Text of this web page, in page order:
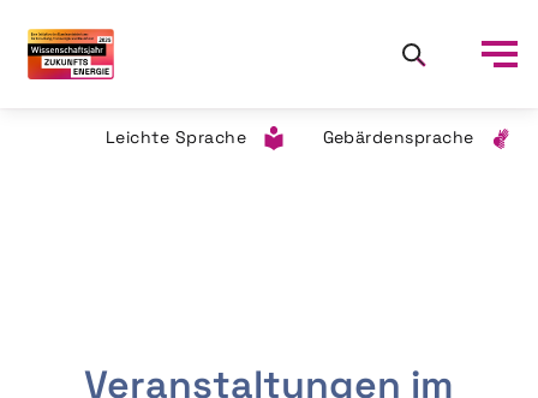
Leichte Sprache Gebärdensprache
Veranstaltungen im